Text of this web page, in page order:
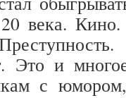
века. Кино.
Это и
с